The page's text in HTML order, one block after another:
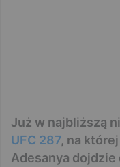
Już w najbliższą
UFC 287, na
Adesanya dojdzie